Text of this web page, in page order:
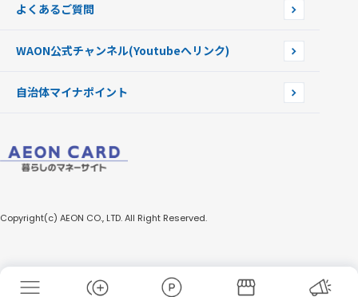
企業情報
よくあるご質問
WAON公式チャンネル(Youtubeへリンク)
自治体マイナポイント
Copyright(c) AEON CO., LTD. All Right Reserved.